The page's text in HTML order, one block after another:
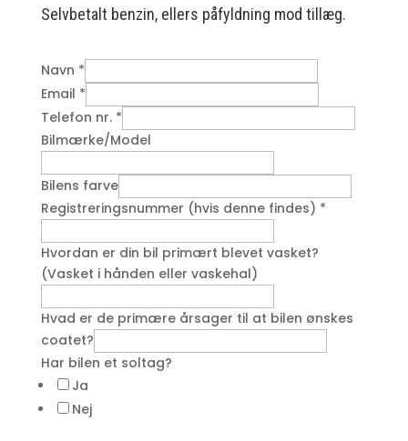
Selvbetalt benzin, ellers påfyldning mod tillæg.
Navn *
Email *
Telefon nr. *
Bilmærke/Model
Bilens farve
Registreringsnummer (hvis denne findes) *
Hvordan er din bil primært blevet vasket?
(Vasket i hånden eller vaskehal)
Hvad er de primære årsager til at bilen ønskes
coatet?
Har bilen et soltag?
Ja
Nej